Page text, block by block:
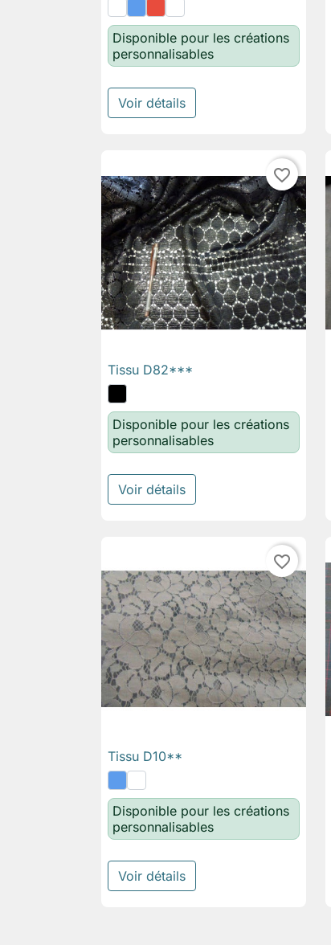
Disponible pour les créations
personnalisables
Voir détails
favorite_border
 Aperçu rapide
Tissu D82***
Disponible pour les créations
personnalisables
Voir détails
favorite_border
 Aperçu rapide
Tissu D10**
Disponible pour les créations
personnalisables
Voir détails